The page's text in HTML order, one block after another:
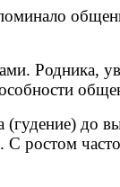
Родника,
(гудение) до
ростом